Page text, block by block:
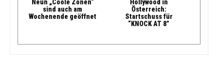
Neun „Coole Zonen“
sind auch am
Wochenende geöffnet
Hollywood in
Österreich:
Startschuss für
“KNOCK AT 8”